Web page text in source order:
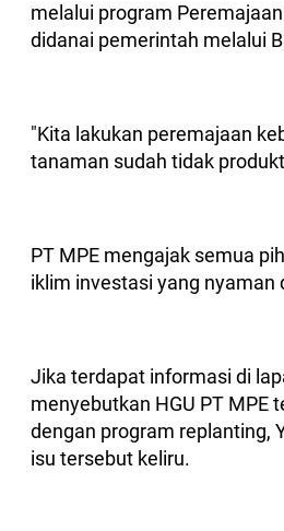
melalui program
didanai pemerintah melalui
"Kita lakukan peremajaan
tanaman sudah tidak
PT MPE mengajak semua
iklim investasi yang nyaman
Jika terdapat informasi di
menyebutkan HGU PT MPE
dengan program replanting,
isu tersebut keliru.